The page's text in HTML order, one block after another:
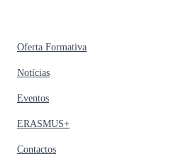
Oferta Formativa
Notícias
Eventos
ERASMUS+
Contactos